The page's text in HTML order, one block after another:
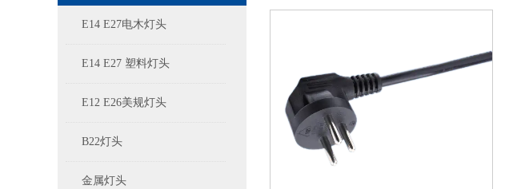
E14 E27电木灯头
E14 E27 塑料灯头
E12 E26美规灯头
B22灯头
金属灯头